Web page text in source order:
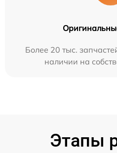
Более 20 тыс.
наличии на
Этапы